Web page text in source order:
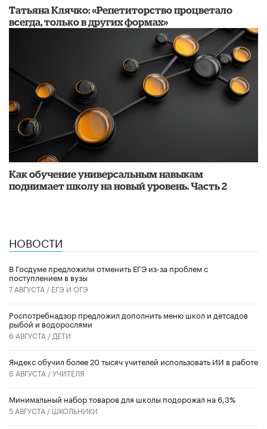
​Татьяна Клячко: «Репетиторство процветало
всегда, только в других формах»
​Как обучение универсальным навыкам
поднимает школу на новый уровень. Часть 2
НОВОСТИ
В Госдуме предложили отменить ЕГЭ из-за проблем с
поступлением в вузы
7 АВГУСТА / ЕГЭ И ОГЭ
Роспотребнадзор предложил дополнить меню школ и детсадов
рыбой и водорослями
6 АВГУСТА / ДЕТИ
​Яндекс обучил более 20 тысяч учителей использовать ИИ в работе
6 АВГУСТА /УЧИТЕЛЯ
Минимальный набор товаров для школы подорожал на 6,3%
5 АВГУСТА / ШКОЛЬНИКИ